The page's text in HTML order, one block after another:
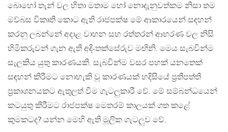
බොහෝ තැන් වල හිතා මතාම හෝ නොදැනුවත්කම නිසා තම
මව්බස විකෘති කොට ඇති රාජපක්ෂ මේ ආකාරයෙන් සඳහන්
කරනු ලබන්නේ අදාළ වාහන සහ රත්තරන් ආභරණ වල නිසි
හිමිකරුවන් ගැන ඇති අදි-තක්සේරුව මඟිනි. මෙය සැබවින්ම
සැලකිය යුතු කාරණයකි. සැබවින්ම වසර පහක් යනතෙක්
සඳහන් කිරීමට නොහැකි වූ කාරණයක් හදිසියේ ප්‍රතිපත්ති
ප්‍රකාශනයකට ඇතුලත් වීම ගැටලුකාරී වේ. මේ සම්බන්ධයෙන්
කටයුතු කිරීමට රාජපක්ෂ මෙතරම් කාලයක් ගත කළේ
කුමකටද? යන්න මෙහි ඇති මූලික ගැටලුව වේ.